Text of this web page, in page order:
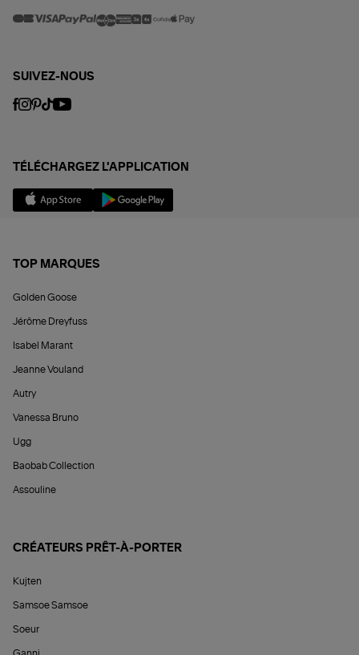
SUIVEZ-NOUS
TÉLÉCHARGEZ L'APPLICATION
TOP MARQUES
Golden Goose
Jérôme Dreyfuss
Isabel Marant
Jeanne Vouland
Autry
Vanessa Bruno
Ugg
Baobab Collection
Assouline
CRÉATEURS PRÊT-À-PORTER
Kujten
Samsoe Samsoe
Soeur
Ganni